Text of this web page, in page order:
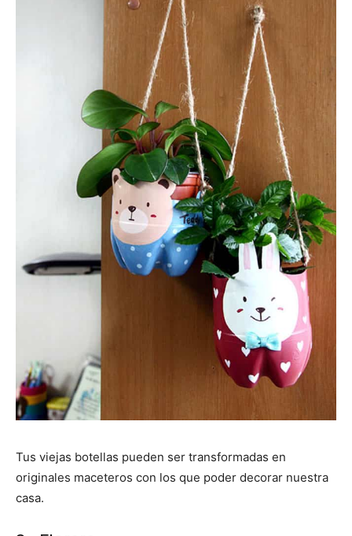
Tus viejas botellas pueden ser transformadas en
originales maceteros con los que poder decorar nuestra
casa.